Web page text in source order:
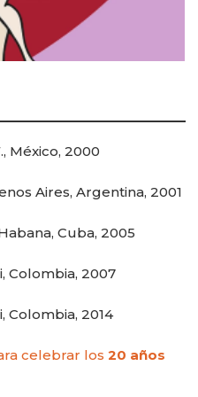
México, 2000
Aires, Argentina, 2001
Cuba, 2005
Colombia, 2007
Colombia, 2014
celebrar los 20 años